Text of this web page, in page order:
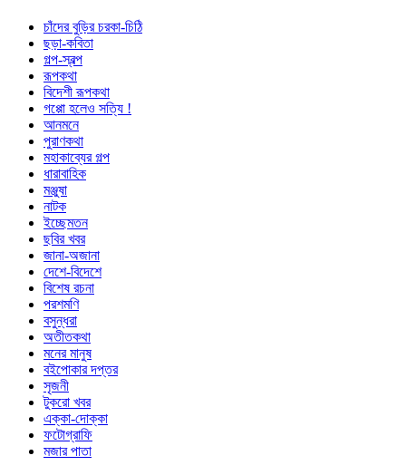
চাঁদের বুড়ির চরকা-চিঠি
ছড়া-কবিতা
গল্প-স্বল্প
রূপকথা
বিদেশী রূপকথা
গপ্পো হলেও সত্যি !
আনমনে
পুরাণকথা
মহাকাব্যের গল্প
ধারাবাহিক
মঞ্জুষা
নাটক
ইচ্ছেমতন
ছবির খবর
জানা-অজানা
দেশে-বিদেশে
বিশেষ রচনা
পরশমণি
বসুন্ধরা
অতীতকথা
মনের মানুষ
বইপোকার দপ্তর
সৃজনী
টুকরো খবর
এক্কা-দোক্কা
ফটোগ্রাফি
মজার পাতা